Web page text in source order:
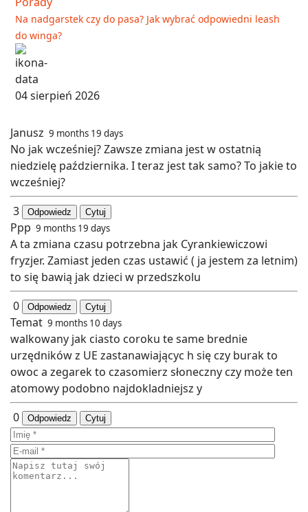
Na nadgarstek czy do pasa? Jak wybrać odpowiedni leash
do winga?
04 sierpień 2026
Janusz 9 months 19 days
No jak wcześniej? Zawsze zmiana jest w ostatnią
niedzielę października. I teraz jest tak samo? To jakie to
wcześniej?
3
Odpowiedz Cytuj
Ppp 9 months 19 days
A ta zmiana czasu potrzebna jak Cyrankiewiczowi
fryzjer. Zamiast jeden czas ustawić ( ja jestem za letnim)
to się bawią jak dzieci w przedszkolu
0
Odpowiedz Cytuj
Temat 9 months 10 days
walkowany jak ciasto coroku te same brednie
urzędników z UE zastanawiającyc h się czy burak to
owoc a zegarek to czasomierz słoneczny czy może ten
atomowy podobno najdokladniejsz y
0
Odpowiedz Cytuj